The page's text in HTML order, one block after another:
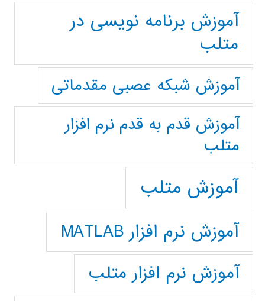
آموزش برنامه نویسی در
متلب
آموزش شبکه عصبی مقدماتی
آموزش قدم به قدم نرم افزار
متلب
آموزش متلب
آموزش نرم افزار MATLAB
آموزش نرم افزار متلب